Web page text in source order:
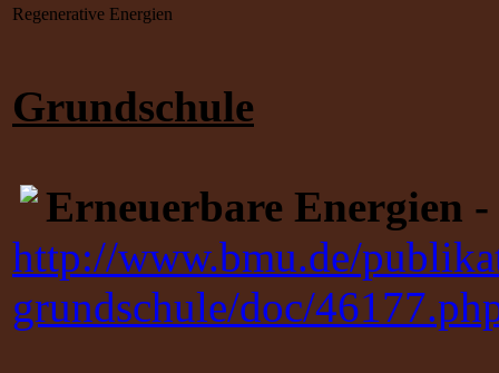
Regenerative Energien
Grundschule
Erneuerbare Energien
http://www.bmu.de/
grundschule/doc/